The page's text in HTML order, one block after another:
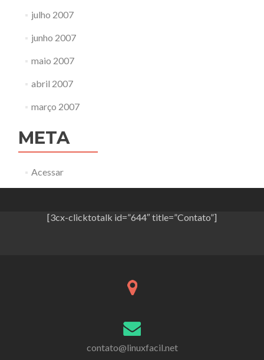
julho 2007
junho 2007
maio 2007
abril 2007
março 2007
META
Acessar
[3cx-clicktotalk id=”644″ title=”Contato”]
contato@linuxfacil.net